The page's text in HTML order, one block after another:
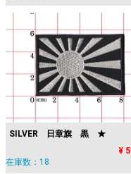
SILVER 日章旗 黒 ★
¥
在庫数：18